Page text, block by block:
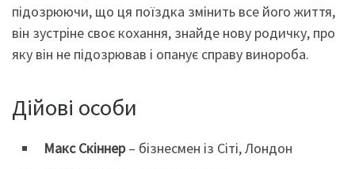
підозрюючи, що ця поїздка змінить все його життя,
він зустріне своє кохання, знайде нову родичку, про
яку він не підозрював і опанує справу винороба.
Дійові особи
Макс Скіннер– бізнесмен із Сіті, Лондон